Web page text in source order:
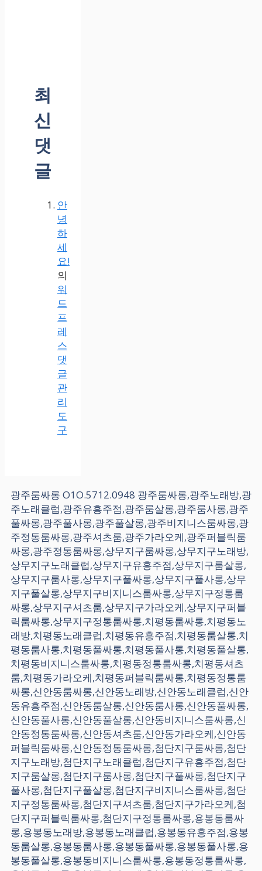
최
신
댓
글
안
녕
하
세
요!
의
워
드
프
레
스
댓
글
관
리
도
구
광주룸싸롱 O1O.5712.0948 광주룸싸롱,광주노래방,광
주노래클럽,광주유흥주점,광주룸살롱,광주룸사롱,광주
풀싸롱,광주풀사롱,광주풀살롱,광주비지니스룸싸롱,광
주정통룸싸롱,광주셔츠룸,광주가라오케,광주퍼블릭룸
싸롱,광주정통룸싸롱,상무지구룸싸롱,상무지구노래방,
상무지구노래클럽,상무지구유흥주점,상무지구룸살롱,
상무지구룸사롱,상무지구풀싸롱,상무지구풀사롱,상무
지구풀살롱,상무지구비지니스룸싸롱,상무지구정통룸
싸롱,상무지구셔츠룸,상무지구가라오케,상무지구퍼블
릭룸싸롱,상무지구정통룸싸롱,치평동룸싸롱,치평동노
래방,치평동노래클럽,치평동유흥주점,치평동룸살롱,치
평동룸사롱,치평동풀싸롱,치평동풀사롱,치평동풀살롱,
치평동비지니스룸싸롱,치평동정통룸싸롱,치평동셔츠
룸,치평동가라오케,치평동퍼블릭룸싸롱,치평동정통룸
싸롱,신안동룸싸롱,신안동노래방,신안동노래클럽,신안
동유흥주점,신안동룸살롱,신안동룸사롱,신안동풀싸롱,
신안동풀사롱,신안동풀살롱,신안동비지니스룸싸롱,신
안동정통룸싸롱,신안동셔츠룸,신안동가라오케,신안동
퍼블릭룸싸롱,신안동정통룸싸롱,첨단지구룸싸롱,첨단
지구노래방,첨단지구노래클럽,첨단지구유흥주점,첨단
지구룸살롱,첨단지구룸사롱,첨단지구풀싸롱,첨단지구
풀사롱,첨단지구풀살롱,첨단지구비지니스룸싸롱,첨단
지구정통룸싸롱,첨단지구셔츠룸,첨단지구가라오케,첨
단지구퍼블릭룸싸롱,첨단지구정통룸싸롱,용봉동룸싸
롱,용봉동노래방,용봉동노래클럽,용봉동유흥주점,용봉
동룸살롱,용봉동룸사롱,용봉동풀싸롱,용봉동풀사롱,용
봉동풀살롱,용봉동비지니스룸싸롱,용봉동정통룸싸롱,